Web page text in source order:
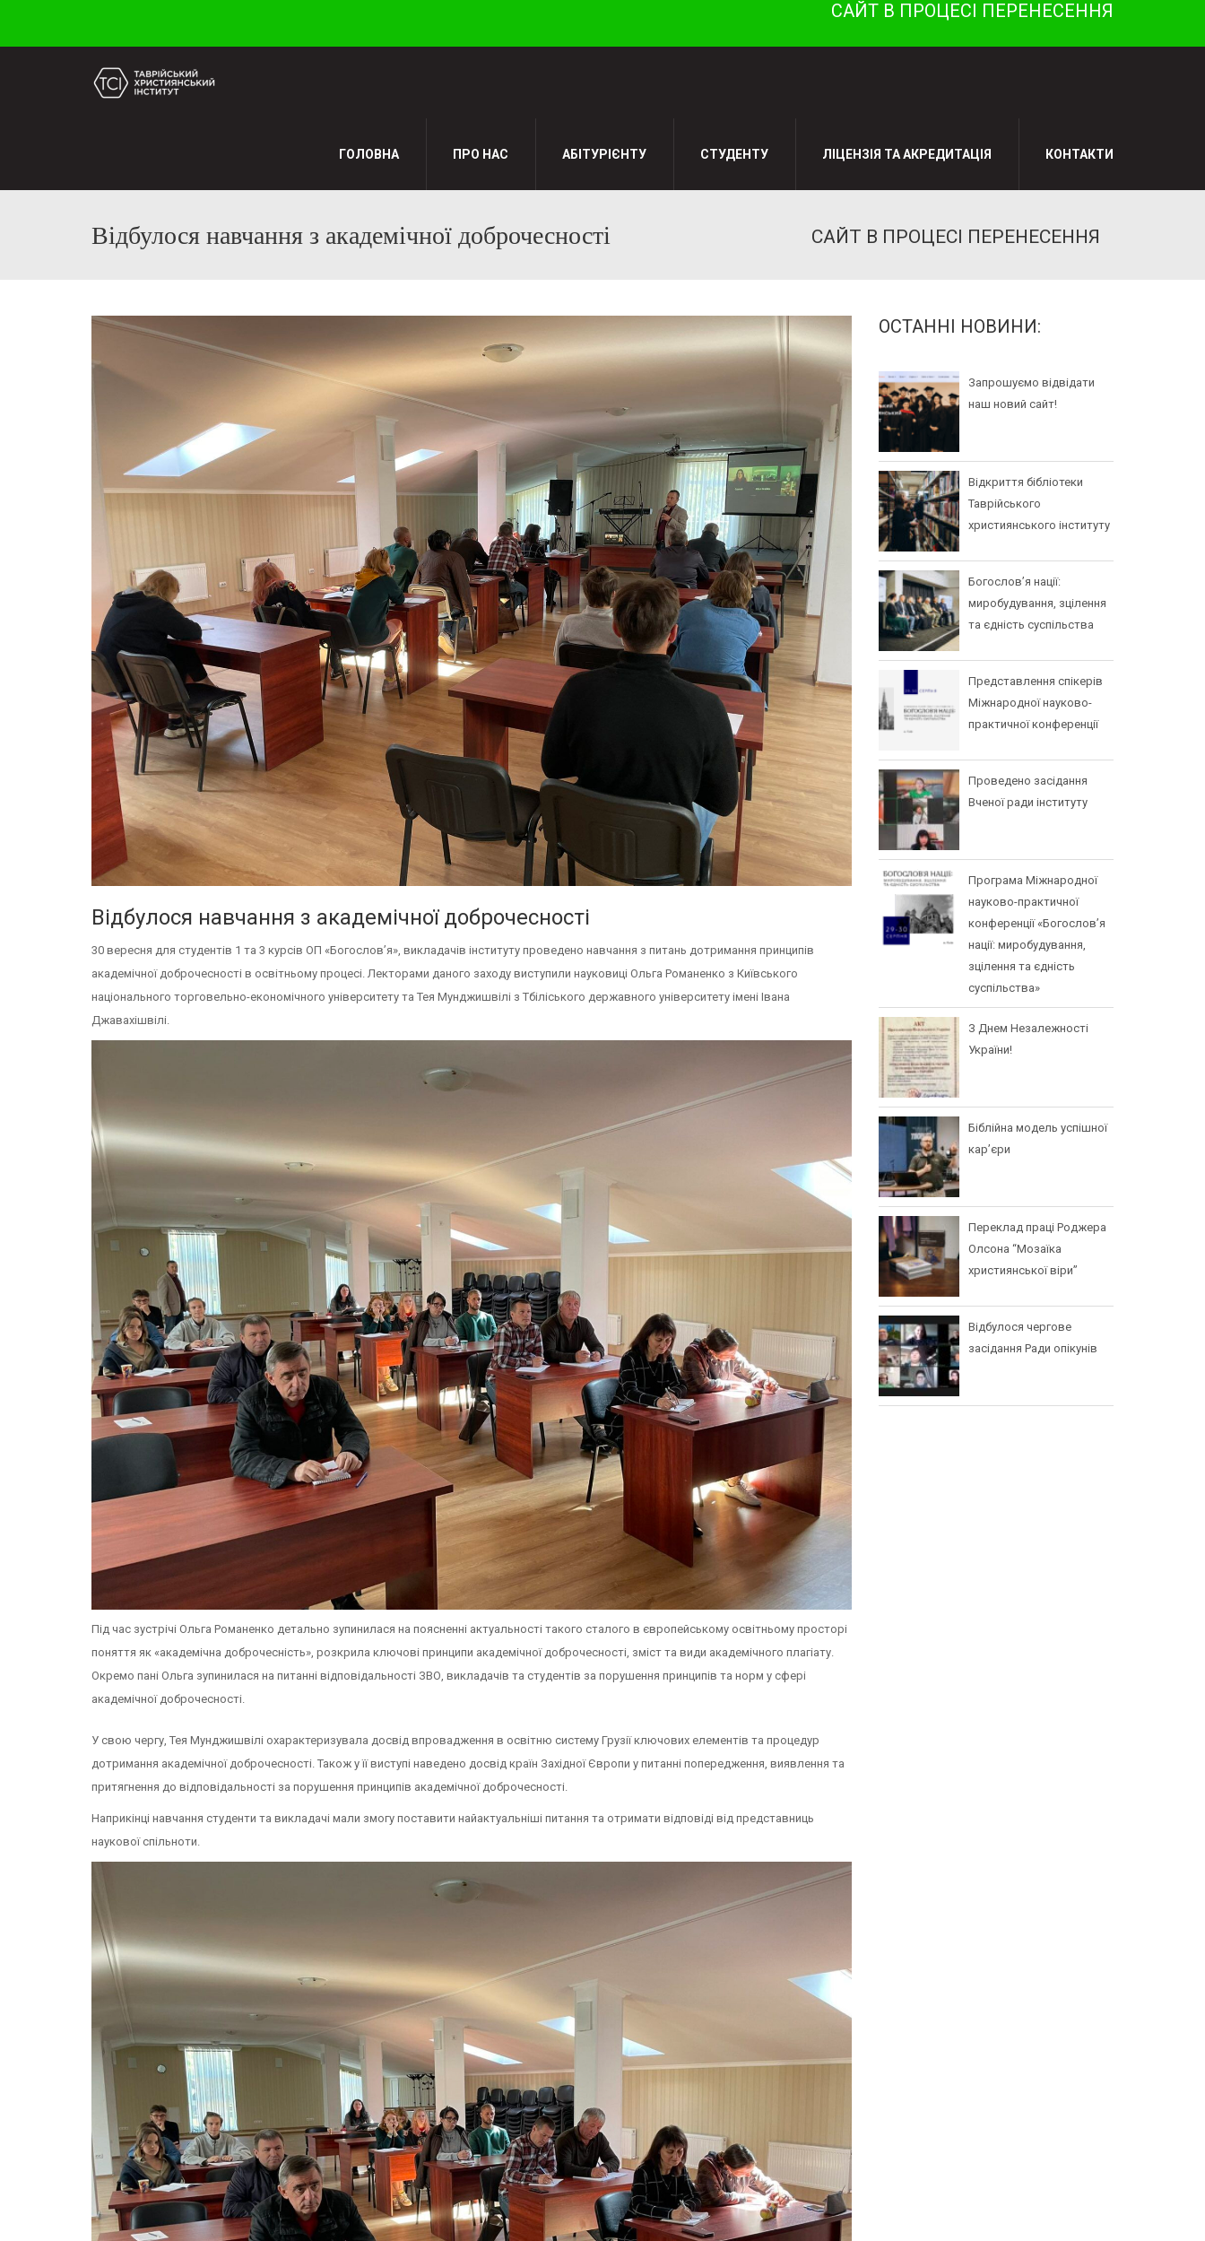
САЙТ В ПРОЦЕСІ ПЕРЕНЕСЕННЯ
ГОЛОВНА ПРО НАС АБІТУРІЄНТУ СТУДЕНТУ ЛІЦЕНЗІЯ ТА АКРЕДИТАЦІЯ КОНТАКТИ
Відбулося навчання з академічної доброчесності САЙТ В ПРОЦЕСІ ПЕРЕНЕСЕННЯ
Відбулося навчання з академічної доброчесності
30 вересня для студентів 1 та 3 курсів ОП «Богослов’я», викладачів інституту проведено навчання з питань дотримання принципів
академічної доброчесності в освітньому процесі. Лекторами даного заходу виступили науковиці Ольга Романенко з Київського
національного торговельно-економічного університету та Тея Мунджишвілі з Тбіліського державного університету імені Івана
Джавахішвілі.
Під час зустрічі Ольга Романенко детально зупинилася на поясненні актуальності такого сталого в європейському освітньому просторі
поняття як «академічна доброчесність», розкрила ключові принципи академічної доброчесності, зміст та види академічного плагіату.
Окремо пані Ольга зупинилася на питанні відповідальності ЗВО, викладачів та студентів за порушення принципів та норм у сфері
академічної доброчесності.
У свою чергу, Тея Мунджишвілі охарактеризувала досвід впровадження в освітню систему Грузії ключових елементів та процедур
дотримання академічної доброчесності. Також у її виступі наведено досвід країн Західної Європи у питанні попередження, виявлення та
притягнення до відповідальності за порушення принципів академічної доброчесності.
Наприкінці навчання студенти та викладачі мали змогу поставити найактуальніші питання та отримати відповіді від представниць
наукової спільноти.
ОСТАННІ НОВИНИ:
Запрошуємо відвідати
наш новий сайт!
Відкриття бібліотеки
Таврійського
християнського інституту
Богослов’я нації:
миробудування, зцілення
та єдність суспільства
Представлення спікерів
Міжнародної науково-
практичної конференції
Проведено засідання
Вченої ради інституту
Програма Міжнародної
науково-практичної
конференції «Богослов’я
нації: миробудування,
зцілення та єдність
суспільства»
З Днем Незалежності
України!
Біблійна модель успішної
кар’єри
Переклад праці Роджера
Олсона “Мозаїка
християнської віри”
Відбулося чергове
засідання Ради опікунів